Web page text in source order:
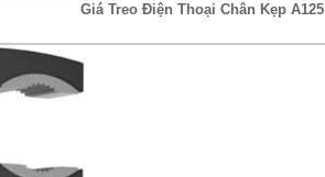
Giá Treo Điện Thoại Chân Kẹp A125